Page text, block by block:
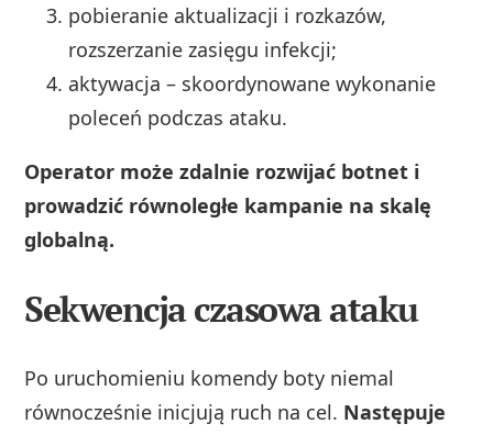
pobieranie aktualizacji i rozkazów,
rozszerzanie zasięgu infekcji;
aktywacja – skoordynowane wykonanie
poleceń podczas ataku.
Operator może zdalnie rozwijać botnet i
prowadzić równoległe kampanie na skalę
globalną.
Sekwencja czasowa ataku
Po uruchomieniu komendy boty niemal
równocześnie inicjują ruch na cel. Następuje